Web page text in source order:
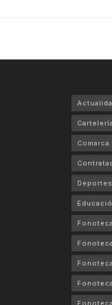
Cartelería
Comarca
Deportes
Fonoteca